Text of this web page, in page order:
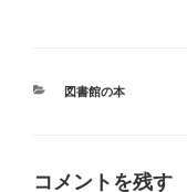
カ
図書館の本
コメントを残す